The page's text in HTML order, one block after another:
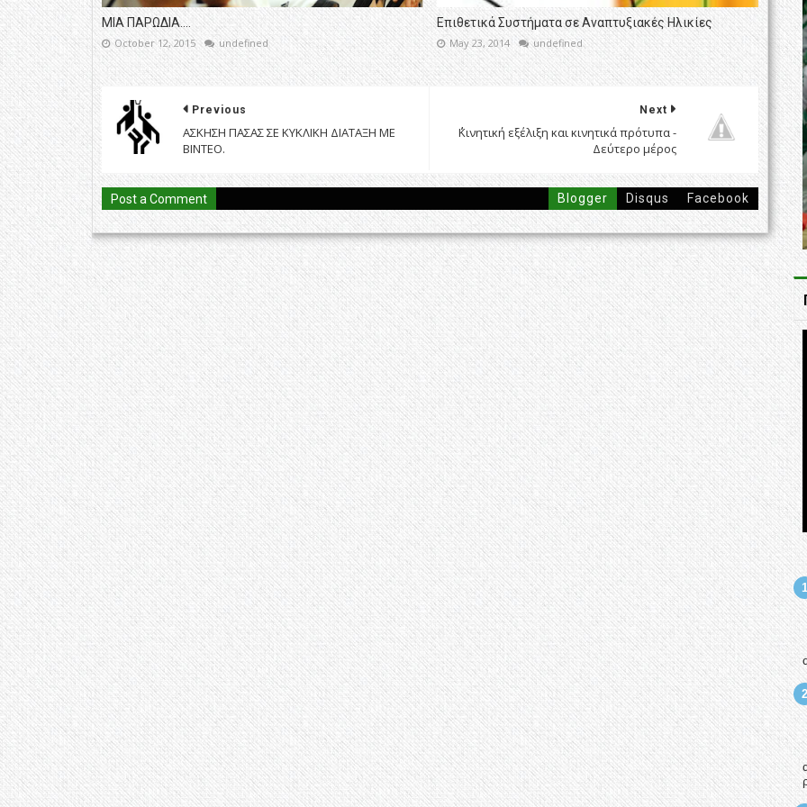
ΜΙΑ ΠΑΡΩΔΙΑ....
October 12, 2015 undefined
Επιθετικά Συστήματα σε Αναπτυξιακές Ηλικίες
May 23, 2014 undefined
Next
΄΄Κινητική εξέλιξη και κινητικά πρότυπα -
Δεύτερο μέρος΄
Previous
ΑΣΚΗΣΗ ΠΑΣΑΣ ΣΕ ΚΥΚΛΙΚΗ ΔΙΑΤΑΞΗ ΜΕ
ΒΙΝΤΕΟ.
Post a Comment Blogger Disqus Facebook